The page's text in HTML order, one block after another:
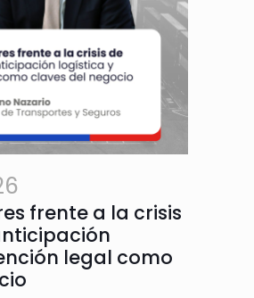
frente a la crisis
legal como